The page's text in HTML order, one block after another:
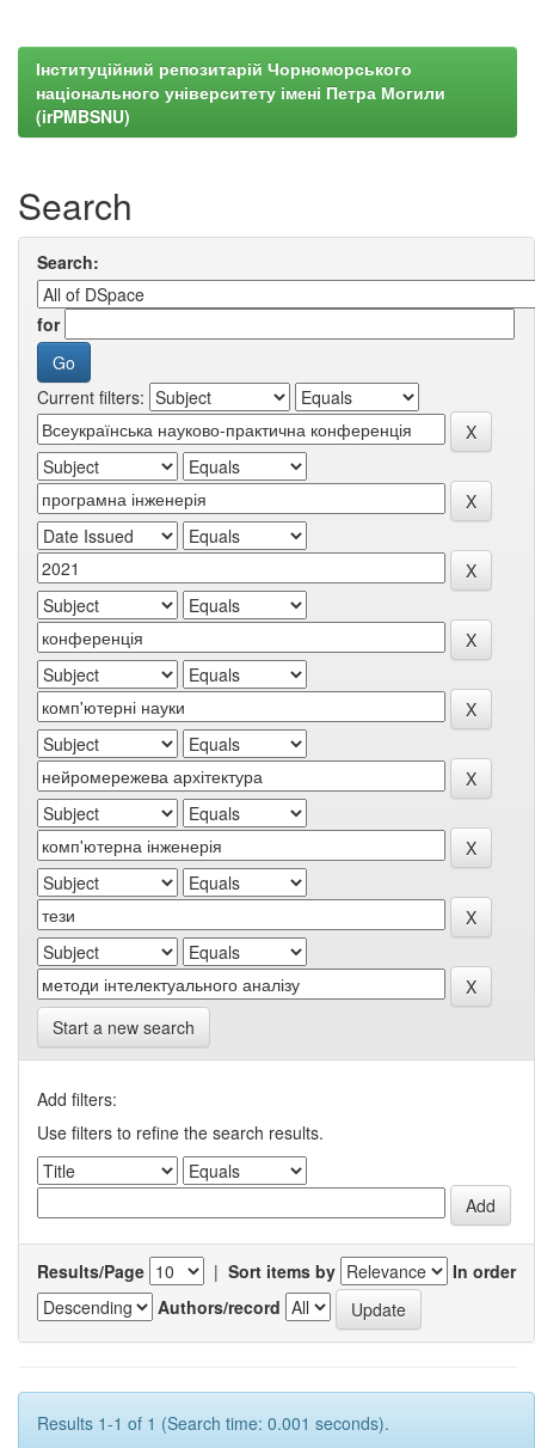
Інституційний репозитарій Чорноморського
національного університету імені Петра Могили
(irPMBSNU)
Search
Search:
for
Current filters:
Start a new search
Add filters:
Use filters to refine the search results.
Results/Page | Sort items by
In order
Authors/record
Results 1-1 of 1 (Search time: 0.001 seconds).